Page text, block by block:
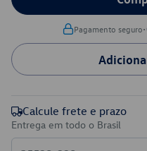
Pagamento seguro•
Calcule frete e prazo
Entrega em todo o Brasil